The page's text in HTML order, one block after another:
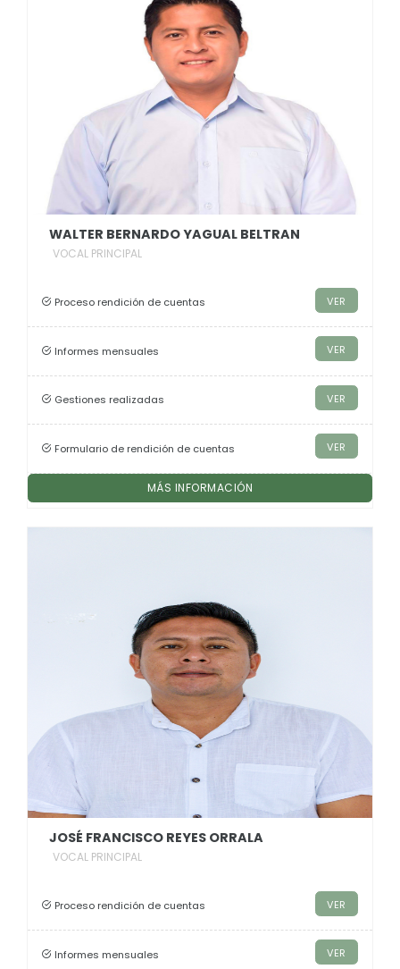
WALTER BERNARDO YAGUAL BELTRAN
VOCAL PRINCIPAL
Proceso rendición de cuentas VER
Informes mensuales VER
Gestiones realizadas VER
Formulario de rendición de cuentas VER
MÁS INFORMACIÓN
JOSÉ FRANCISCO REYES ORRALA
VOCAL PRINCIPAL
Proceso rendición de cuentas VER
Informes mensuales VER